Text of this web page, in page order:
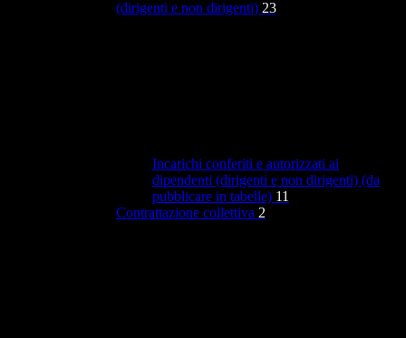
(dirigenti e non dirigenti) 23
Incarichi conferiti e autorizzati ai
dipendenti (dirigenti e non dirigenti) (da
pubblicare in tabelle) 11
Contrattazione collettiva 2